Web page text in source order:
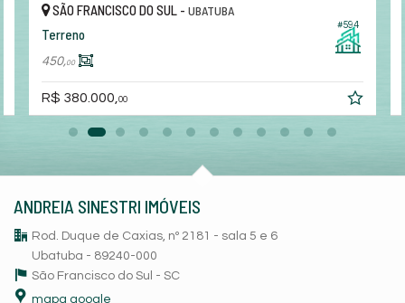
#594
SÃO FRANCISCO DO SUL - UBATUBA
Terreno
450,00
R$ 380.000, 00
ANDREIA SINESTRI IMÓVEIS
Rod. Duque de Caxias, nº 2181 - sala 5 e 6
Ubatuba - 89240-000
São Francisco do Sul - SC
mapa google